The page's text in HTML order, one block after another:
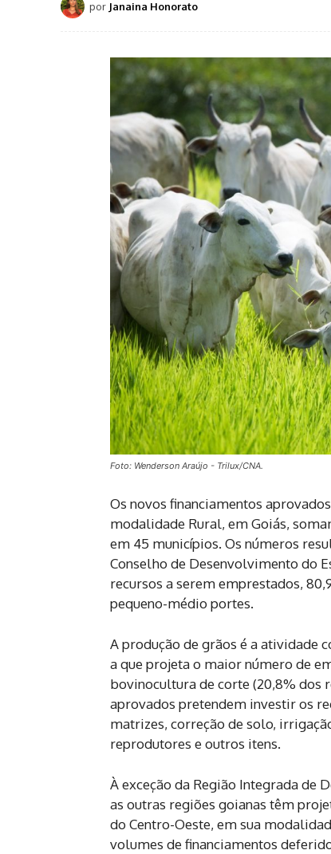
por Janaina Honorato
Foto: Wenderson Araújo - Trilux/CNA.
Os novos financiamentos
modalidade Rural, em Goiás,
em 45 municípios. Os números
Conselho de Desenvolvimento do
recursos a serem emprestados,
pequeno-médio portes.
A produção de grãos é a atividade
a que projeta o maior número de
bovinocultura de corte (20,8% dos
aprovados pretendem investir os
matrizes, correção de solo,
reprodutores e outros itens.
À exceção da Região Integrada de
as outras regiões goianas têm
do Centro-Oeste, em sua
volumes de financiamentos